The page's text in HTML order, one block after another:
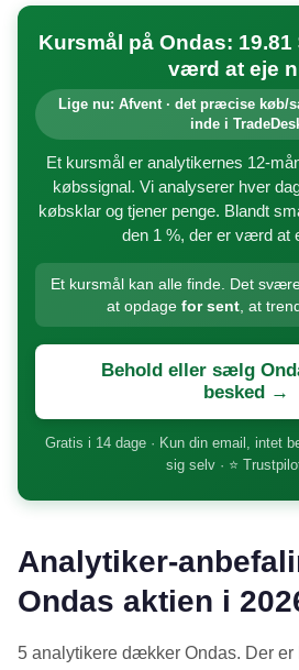
Kursmål på Ondas:
værd at eje
Lige nu: Afvent · det præcise køb/
inde i
Et kursmål er analytikernes 12-
købssignal. Vi analyserer hver
købsklar og tjener penge. Blandt
den 1 %, der er værd at
Et kursmål kan alle finde. Det
at opdage for sent, at
Behold eller sælg
besked →
Gratis i 14 dage · Kun din email, intet
sig selv · ⭐
Analytiker-
Ondas aktien i
5 analytikere dækker Ondas. Der er